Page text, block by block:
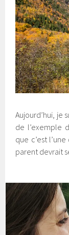
Aujourd’hui, je
de l’exemple
que c’est
parent devrait